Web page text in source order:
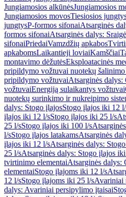
Jungiamosios alkūnėsJungiamosios
Jungiamosios movosTiesiosios
jungtysP-formos sifonaiAtsarginės
formos sifonaiAtsarginės dalys:
sifonaiPriedaiVamzdžių apkabos
apkabomsLaikantieji loviaiKamščiai
montavimo dėžutėsEksploatacinės
pripildymo vožtuvai nuotekų šalinimo
pripildymo vožtuvaiAtsarginės
vožtuvaiEnergiją sulaikantys vožtuvai
nuotekų surinkimo ir nukreipimo
dalys: Stogo įlajosStogo įlajos iki 12
įlajos iki 12 l/sStogo įlajos iki 25 l/s
25 l/sStogo įlajos iki 100 l/s
l/sStogo įlajos latakamsAtsarginės
įlajos iki 12 l/sAtsarginės dalys:
25 l/sAtsarginės dalys: Stogo įlajos
tvirtinimo elementaiAtsarginės
elementaiStogo įlajoms iki 12 l/s
12 l/sStogo įlajoms iki 25 l/sAvariniai
dalys: Avariniai persipylimo įtaisai